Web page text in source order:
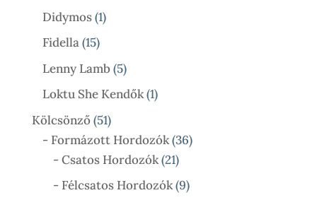
Didymos 11
Fidella 1515
Termék
Lenny Lamb 55
Termék
Loktu She Kendők 11
Kölcsönző 5151
Termék
- Formázott Hordozók 3636
- Csatos Hordozók 2121
Termék
- Félcsatos Hordozók 99